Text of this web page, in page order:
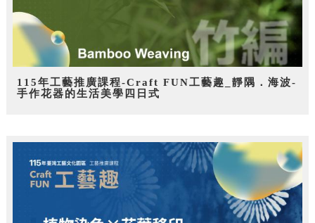
115年工藝推廣課程-Craft FUN工藝趣_靜隅．海波-
手作花器的生活美學四日式